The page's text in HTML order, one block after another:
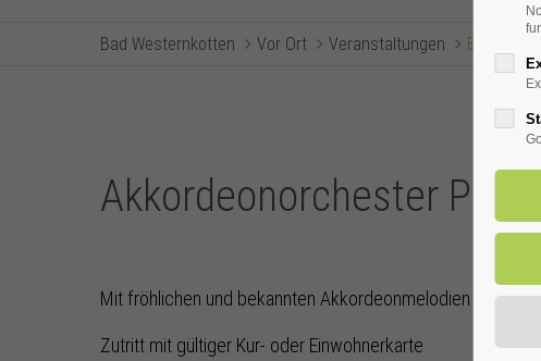
Bad Westernkotten Vor Ort Veranstaltungen
Akkordeonorchester
Mit fröhlichen und bekannten Akkordeonmelodien
Zutritt mit gültiger Kur- oder Einwohnerkarte